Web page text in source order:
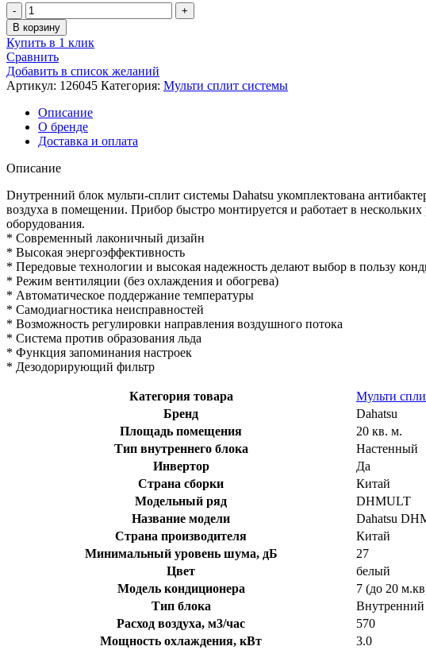
Количество
товара
Внутренний
блок
мульти
сплит-
системы,
Dahatsu
DHMULT-
07
В корзину
Купить в 1 клик
Сравнить
Добавить в список желаний
Артикул: 126045 Категория: Мульти сплит системы
Описание
О бренде
Доставка и оплата
Описание
Dнутренний блок мульти-сплит системы Dahatsu укомплектована
воздуха в помещении. Прибор быстро монтируется и работает в
оборудования.
* Современный лаконичный дизайн
* Высокая энергоэффективность
* Передовые технологии и высокая надежность делают выбор в пользу
* Режим вентиляции (без охлаждения и обогрева)
* Автоматическое поддержание температуры
* Самодиагностика неисправностей
* Возможность регулировки направления воздушного потока
* Система против образования льда
* Функция запоминания настроек
* Дезодорирующий фильтр
Категория товара
Мульти
Бренд
Dahatsu
Площадь помещения
20 кв. м.
Тип внутреннего блока
Настенный
Инвертор
Да
Страна сборки
Китай
Модельный ряд
DHMULT
Название модели
Dahatsu
Страна производителя
Китай
Минимальный уровень шума, дБ
27
Цвет
белый
Модель кондиционера
7 (до 20
Тип блока
Внутренний
Расход воздуха, м3/час
570
Мощность охлаждения, кВт
3.0